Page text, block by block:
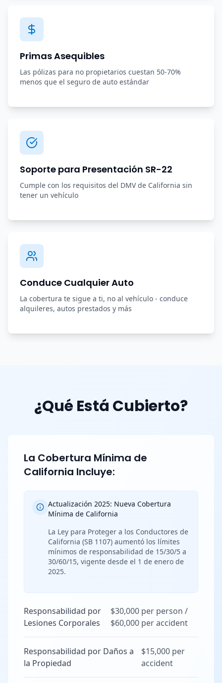
Primas Asequibles
Las pólizas para no propietarios cuestan 50-70%
menos que el seguro de auto estándar
Soporte para Presentación SR-22
Cumple con los requisitos del DMV de California sin
tener un vehículo
Conduce Cualquier Auto
La cobertura te sigue a ti, no al vehículo - conduce
alquileres, autos prestados y más
¿Qué Está Cubierto?
La Cobertura Mínima de
California Incluye:
Actualización 2025: Nueva Cobertura
Mínima de California
La Ley para Proteger a los Conductores de
California (SB 1107) aumentó los límites
mínimos de responsabilidad de 15/30/5 a
30/60/15, vigente desde el 1 de enero de
2025.
Responsabilidad por
Lesiones Corporales
$30,000 per person /
$60,000 per accident
Responsabilidad por Daños a
la Propiedad
$15,000 per
accident